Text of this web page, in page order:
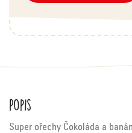
Popis
Super ořechy Čokoláda a